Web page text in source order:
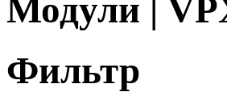
Модули |
Фильтр